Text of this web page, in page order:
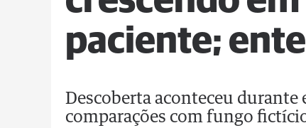
paciente;
Descoberta aconteceu durante
comparações com fungo